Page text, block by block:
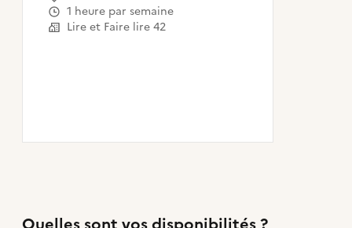
1 heure par semaine
Lire et Faire lire 42